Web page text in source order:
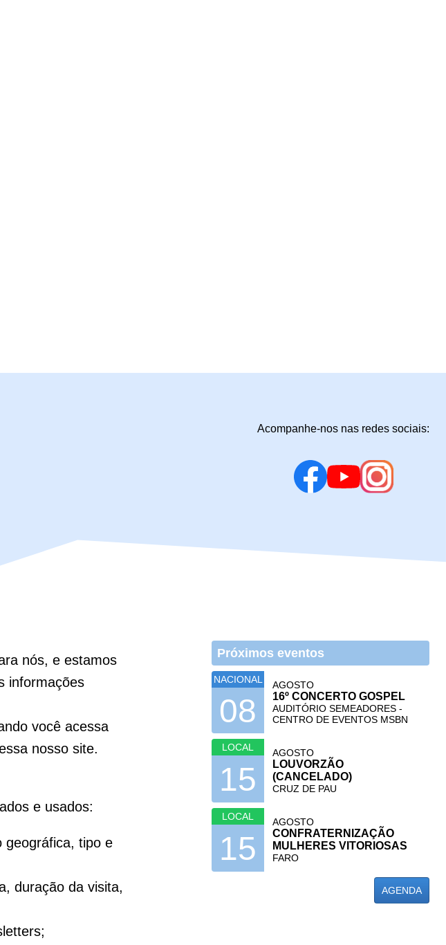
Acompanhe-nos nas redes sociais:
nós, e estamos
informações
você acessa
nosso site.
e usados:
geográfica, tipo e
duração da visita,
Próximos eventos
NACIONAL
08
AGOSTO
16º CONCERTO GOSPEL
AUDITÓRIO SEMEADORES -
CENTRO DE EVENTOS MSBN
LOCAL
15
AGOSTO
LOUVORZÃO
(CANCELADO)
CRUZ DE PAU
LOCAL
15
AGOSTO
CONFRATERNIZAÇÃO
MULHERES VITORIOSAS
FARO
AGENDA